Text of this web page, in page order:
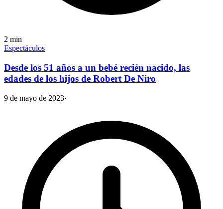
2 min
Espectáculos
Desde los 51 años a un bebé recién nacido, las
edades de los hijos de Robert De Niro
9 de mayo de 2023·